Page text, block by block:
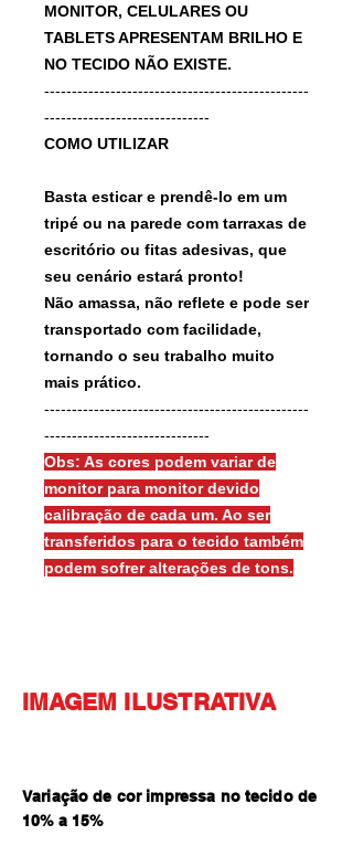
MONITOR, CELULARES OU
TABLETS APRESENTAM BRILHO E
NO TECIDO NÃO EXISTE.
------------------------------------------------
------------------------------
COMO UTILIZAR
Basta esticar e prendê-lo em um
tripé ou na parede com tarraxas de
escritório ou fitas adesivas, que
seu cenário estará pronto!
Não amassa, não reflete e pode ser
transportado com facilidade,
tornando o seu trabalho muito
mais prático.
------------------------------------------------
------------------------------
Obs: As cores podem variar de
monitor para monitor devido
calibração de cada um. Ao ser
transferidos para o tecido também
podem sofrer alterações de tons.
IMAGEM ILUSTRATIVA
Variação de cor impressa no tecido de
10% a 15%